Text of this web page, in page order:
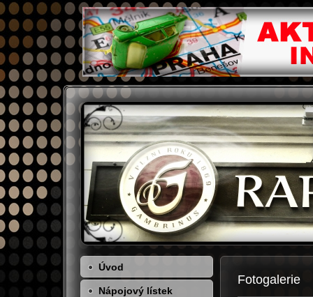
Fotogalerie
Úvod
Nápojový lístek